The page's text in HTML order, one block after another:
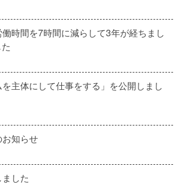
働時間を7時間に減らして3年が経ちまし
を主体にして仕事をする」を公開しまし
知らせ
した